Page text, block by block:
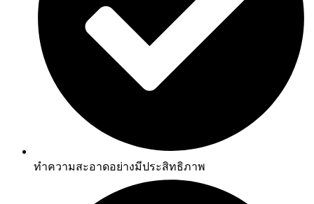
ทำความสะอาดอย่างมีประสิทธิภาพ